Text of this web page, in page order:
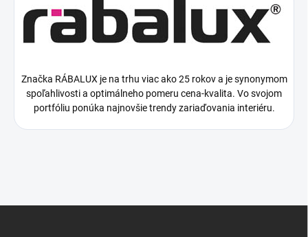
Značka RÁBALUX je na trhu viac ako 25 rokov a je synonymom
spoľahlivosti a optimálneho pomeru cena-kvalita. Vo svojom
portfóliu ponúka najnovšie trendy zariaďovania interiéru.